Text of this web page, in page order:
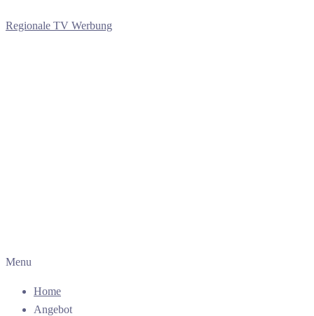
Regionale TV Werbung
Menu
Home
Angebot